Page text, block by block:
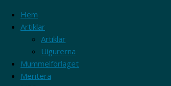
Hem
Artiklar
Artiklar
Uigurerna
Mummelförlaget
Meritera